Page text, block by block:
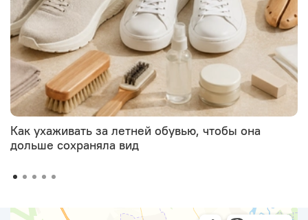
Как ухаживать за летней обувью, чтобы она
дольше сохраняла вид